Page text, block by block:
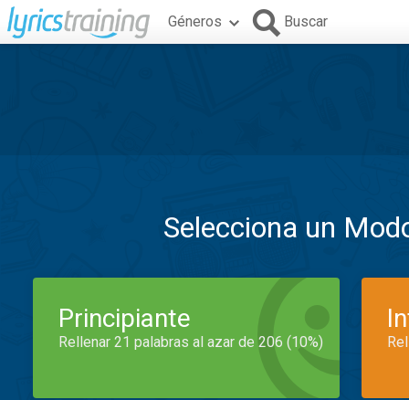
Géneros Buscar
Selecciona un
Principiante
Rellenar 21 palabras al azar de 206 (10%)